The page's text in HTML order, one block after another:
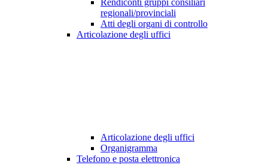
Rendiconti gruppi consiliari
regionali/provinciali
Atti degli organi di controllo
Articolazione degli uffici
Articolazione degli uffici
Organigramma
Telefono e posta elettronica